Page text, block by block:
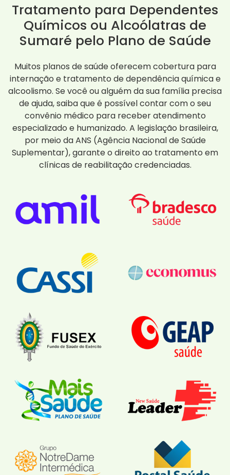
Tratamento para Dependentes
Químicos ou Alcoólatras de
Sumaré pelo Plano de Saúde
Muitos planos de saúde oferecem cobertura para
internação e tratamento de dependência química e
alcoolismo. Se você ou alguém da sua família precisa
de ajuda, saiba que é possível contar com o seu
convênio médico para receber atendimento
especializado e humanizado. A legislação brasileira,
por meio da ANS (Agência Nacional de Saúde
Suplementar), garante o direito ao tratamento em
clínicas de reabilitação credenciadas.